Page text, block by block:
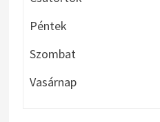
Péntek
Szombat
Vasárnap